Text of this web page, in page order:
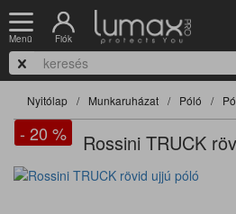
Menü Fiók
Nyitólap Munkaruházat Póló
Rossini TRUCK
- 20 %